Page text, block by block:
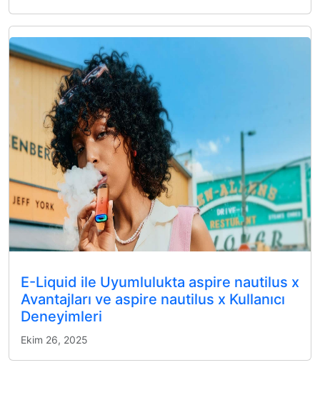
E-Liquid ile Uyumlulukta aspire nautilus x
Avantajları ve aspire nautilus x Kullanıcı
Deneyimleri
Ekim 26, 2025